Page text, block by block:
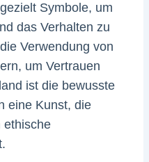
Symbole, um
das Verhalten zu
Verwendung von
um Vertrauen
ist die bewusste
eine Kunst, die
ethische